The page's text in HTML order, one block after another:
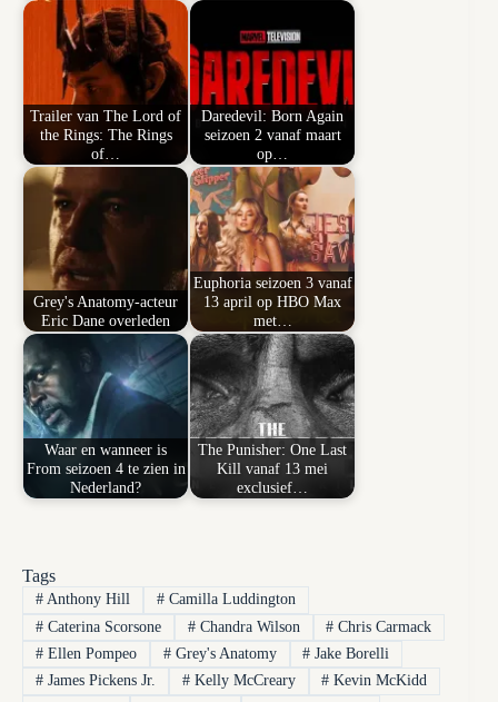
Trailer van The Lord of
the Rings: The Rings
of…
Daredevil: Born Again
seizoen 2 vanaf maart
op…
Grey's Anatomy-acteur
Eric Dane overleden
Euphoria seizoen 3 vanaf
13 april op HBO Max
met…
Waar en wanneer is
From seizoen 4 te zien in
Nederland?
The Punisher: One Last
Kill vanaf 13 mei
exclusief…
Tags
#Anthony Hill #Camilla Luddington
#Caterina Scorsone #Chandra Wilson # Chris Carmack
#Ellen Pompeo #Grey's Anatomy # Jake Borelli
#James Pickens Jr. #Kelly McCreary # Kevin McKidd